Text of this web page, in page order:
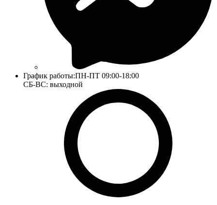
График работы:ПН-ПТ 09:00-18:00
СБ-ВС: выходной